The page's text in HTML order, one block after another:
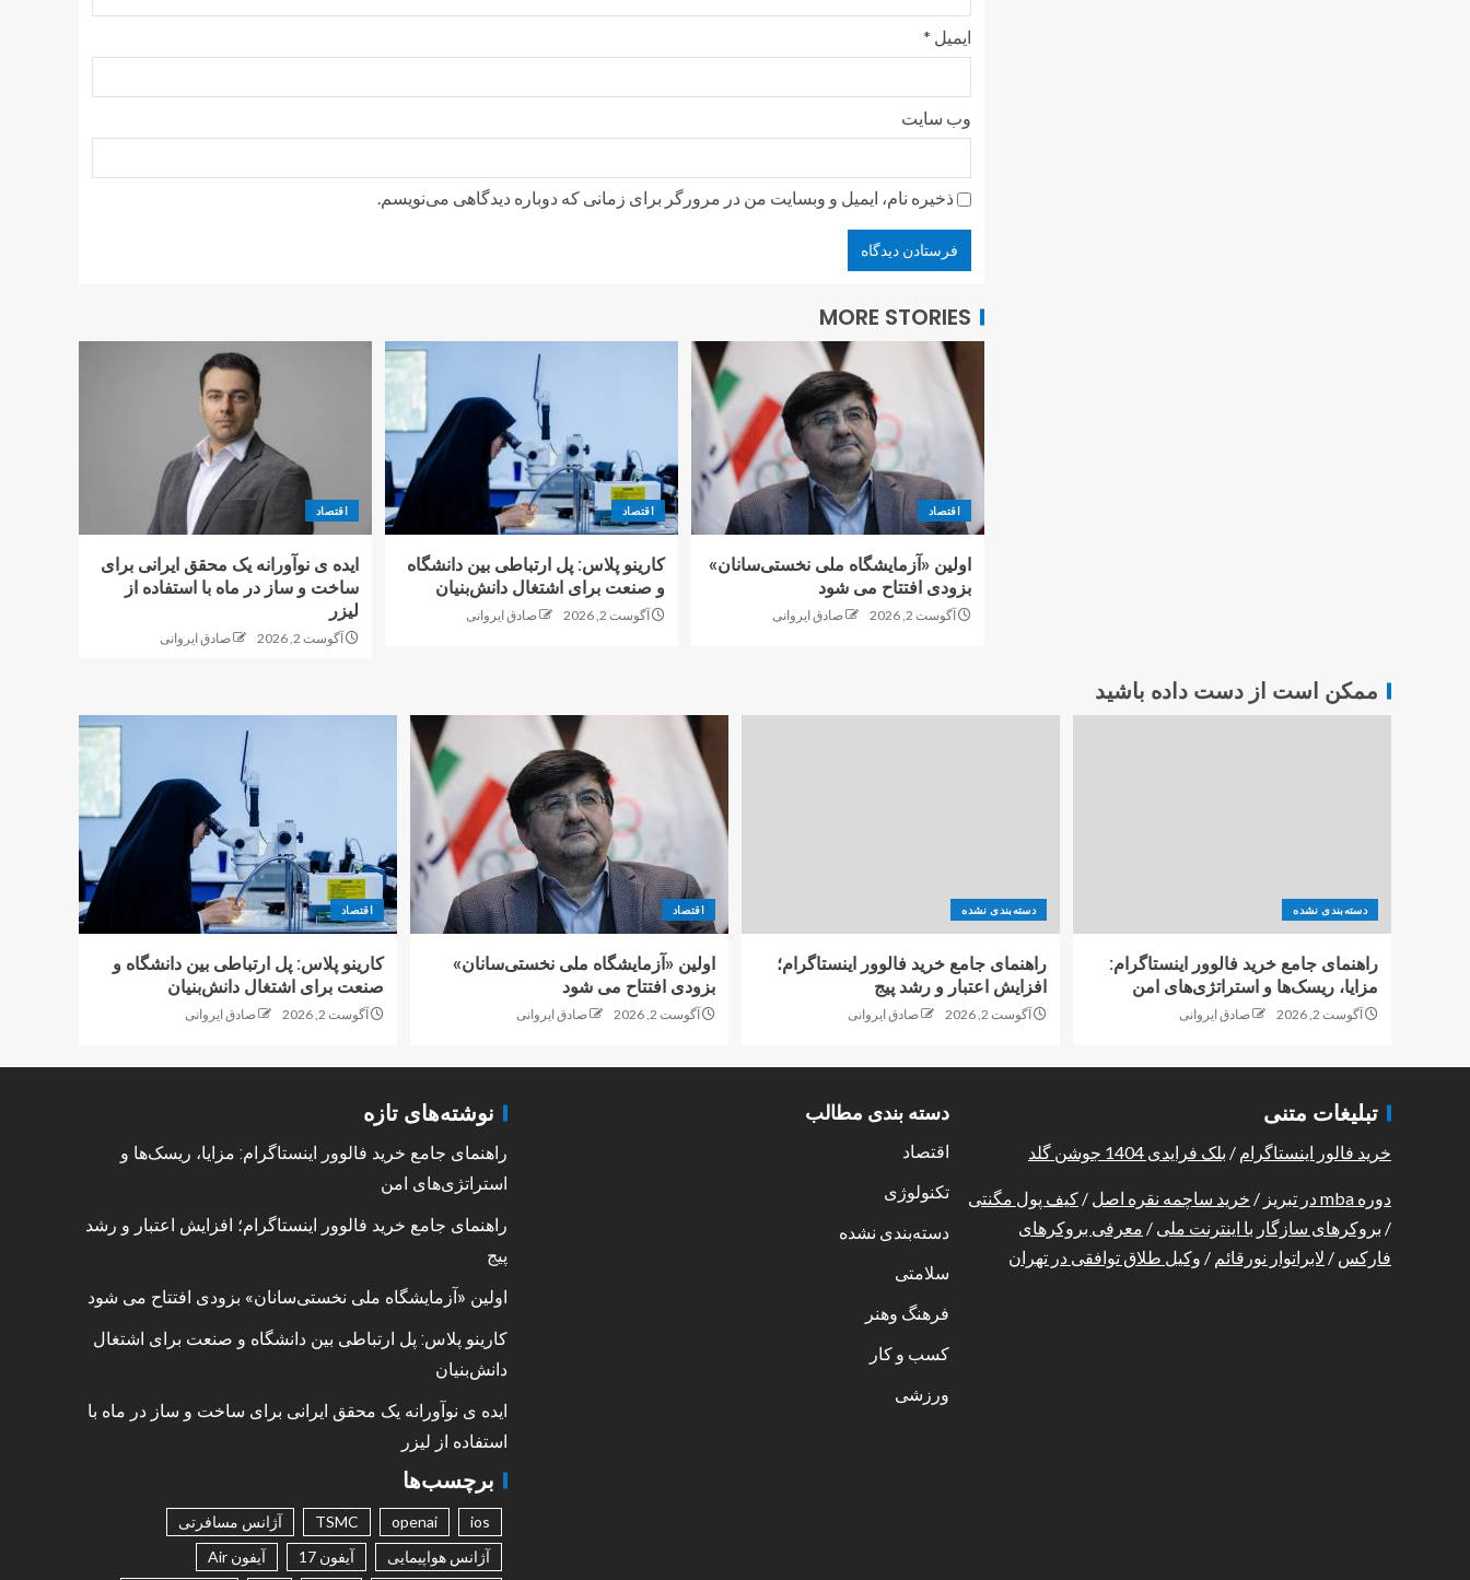
ایمیل *
وب‌ سایت
ذخیره نام، ایمیل و وبسایت من در مرورگر برای زمانی که دوباره دیدگاهی می‌نویسم.
MORE STORIES
اقتصاد
اولین «آزمایشگاه ملی نخستی‌سانان»
بزودی افتتاح می شود
آگوست 2, 2026 صادق ایروانی
اقتصاد
کارینو پلاس: پل ارتباطی بین دانشگاه
و صنعت برای اشتغال دانش‌بنیان
آگوست 2, 2026 صادق ایروانی
اقتصاد
ایده ی نوآورانه یک محقق ایرانی برای
ساخت و ساز در ماه با استفاده از
لیزر
آگوست 2, 2026 صادق ایروانی
ممکن است از دست داده باشید
دسته‌بندی نشده
راهنمای جامع خرید فالوور اینستاگرام:
مزایا، ریسک‌ها و استراتژی‌های امن
آگوست 2, 2026 صادق ایروانی
دسته‌بندی نشده
راهنمای جامع خرید فالوور اینستاگرام؛
افزایش اعتبار و رشد پیج
آگوست 2, 2026 صادق ایروانی
اقتصاد
اولین «آزمایشگاه ملی نخستی‌سانان»
بزودی افتتاح می شود
آگوست 2, 2026 صادق ایروانی
اقتصاد
کارینو پلاس: پل ارتباطی بین دانشگاه و
صنعت برای اشتغال دانش‌بنیان
آگوست 2, 2026 صادق ایروانی
نوشته‌های تازه
راهنمای جامع خرید فالوور اینستاگرام: مزایا، ریسک‌ها و
استراتژی‌های امن
راهنمای جامع خرید فالوور اینستاگرام؛ افزایش اعتبار و رشد
پیج
اولین «آزمایشگاه ملی نخستی‌سانان» بزودی افتتاح می شود
کارینو پلاس: پل ارتباطی بین دانشگاه و صنعت برای اشتغال
دانش‌بنیان
ایده ی نوآورانه یک محقق ایرانی برای ساخت و ساز در ماه با
استفاده از لیزر
برچسب‌ها
ios
openai
TSMC
آژانس مسافرتی
آژانس هواپیمایی
آیفون 17
آیفون Air
دسته بندی مطالب
اقتصاد
تکنولوژی
دسته‌بندی نشده
سلامتی
فرهنگ وهنر
کسب و کار
ورزشی
تبلیغات متنی
خرید فالور اینستاگرام / بلک فرایدی 1404 جوشن گلد
دوره mba در تبریز / خرید ساچمه نقره اصل / کیف پول مگنتی
/ بروکرهای سازگار با اینترنت ملی / معرفی بروکرهای
فارکس / لابراتوار نورقائم / وکیل طلاق توافقی در تهران